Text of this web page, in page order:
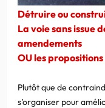
Détruire ou
La voie sans issue
amendements
OU les
Plutôt que de
s’organiser pour